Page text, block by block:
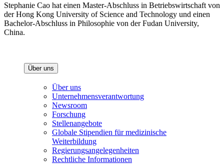
Stephanie Cao hat einen Master-Abschluss in Betriebswirtschaft von
der Hong Kong University of Science and Technology und einen
Bachelor-Abschluss in Philosophie von der Fudan University,
China.
Über uns
Über uns
Unternehmensverantwortung
Newsroom
Forschung
Stellenangebote
Globale Stipendien für medizinische
Weiterbildung
Regierungsangelegenheiten
Rechtliche Informationen